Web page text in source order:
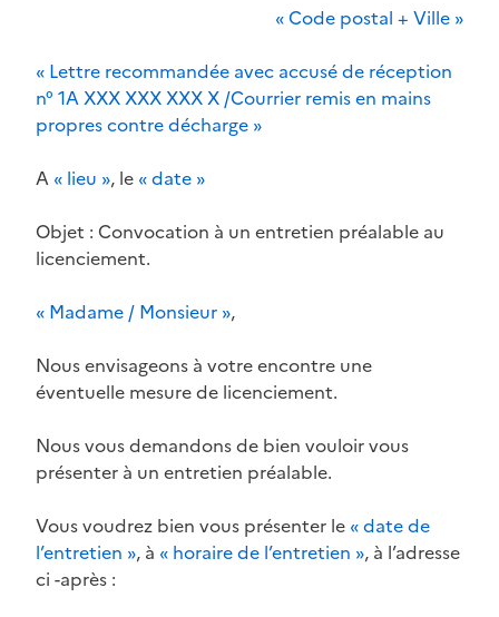
« Code postal + Ville »
« Lettre recommandée avec accusé de réception
n° 1A XXX XXX XXX X /Courrier remis en mains
propres contre décharge »
A « lieu », le « date »
Objet : Convocation à un entretien préalable au
licenciement.
« Madame / Monsieur »,
Nous envisageons à votre encontre une
éventuelle mesure de licenciement.
Nous vous demandons de bien vouloir vous
présenter à un entretien préalable.
Vous voudrez bien vous présenter le « date de
l’entretien », à « horaire de l’entretien », à l’adresse
ci -après :